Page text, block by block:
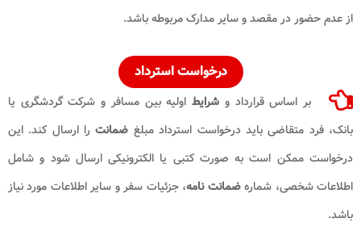
از عدم حضور در مقصد و سایر مدارک مربوطه باشد.
درخواست استرداد
بر اساس قرارداد و شرایط اولیه بین مسافر و شرکت گردشگری یا
بانک، فرد متقاضی باید درخواست استرداد مبلغ ضمانت را ارسال کند. این
درخواست ممکن است به صورت کتبی یا الکترونیکی ارسال شود و شامل
اطلاعات شخصی، شمارهضمانت نامه، جزئیات سفر و سایر اطلاعات مورد نیاز
باشد.